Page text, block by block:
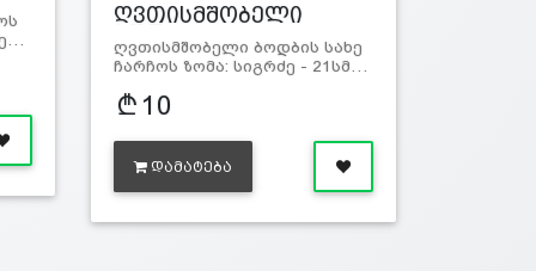
ღვთისმშობელი
ღვთისმშობელი ბოდბის სახე
ჩარჩოს ზომა: სიგრძე - 21სმ…
10
ᲓᲐᲛᲐᲢᲔᲑᲐ